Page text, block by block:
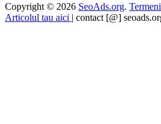
Copyright © 2026 SeoAds.org.
Articolul tau aici | contact [@]